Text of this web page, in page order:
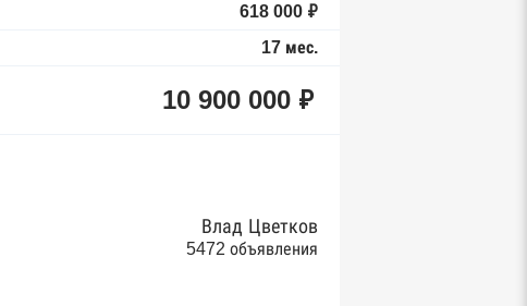
618 000 ₽
17 мес.
10 900 000 ₽
Влад Цветков
5472 объявления